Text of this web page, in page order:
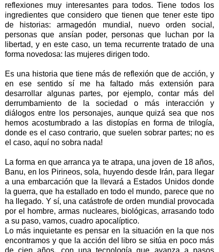
reflexiones muy interesantes para todos. Tiene todos los
ingredientes que considero que tienen que tener este tipo
de historias: armagedón mundial, nuevo orden social,
personas que ansían poder, personas que luchan por la
libertad, y en este caso, un tema recurrente tratado de una
forma novedosa: las mujeres dirigen todo.
Es una historia que tiene más de reflexión que de acción, y
en ese sentido sí me ha faltado más extensión para
desarrollar algunas partes, por ejemplo, contar más del
derrumbamiento de la sociedad o más interacción y
diálogos entre los personajes, aunque quizá sea que nos
hemos acostumbrado a las distopías en forma de trilogía,
donde es el caso contrario, que suelen sobrar partes; no es
el caso, aquí no sobra nada!
La forma en que arranca ya te atrapa, una joven de 18 años,
Banu, en los Pirineos, sola, huyendo desde Irán, para llegar
a una embarcación que la llevará a Estados Unidos donde
la guerra, que ha estallado en todo el mundo, parece que no
ha llegado. Y sí, una catástrofe de orden mundial provocada
por el hombre, armas nucleares, biológicas, arrasando todo
a su paso, vamos, cuadro apocalíptico.
Lo más inquietante es pensar en la situación en la que nos
encontramos y que la acción del libro se sitúa en poco más